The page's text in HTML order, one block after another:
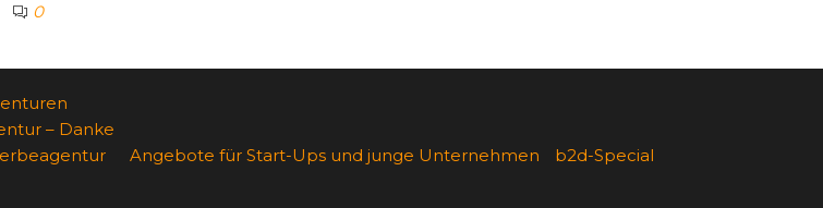
0
– Danke
Angebote für Start-Ups und junge Unternehmen b2d-Special